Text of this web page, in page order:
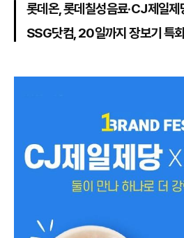
롯데온, 롯데칠성음료·CJ제일
SSG닷컴, 20일까지 장보기 특